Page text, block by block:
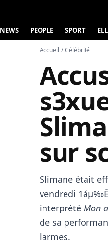
NEWS PEOPLE SPORT
Accueil / Célébrité
sur
Slimane était
vendredi
interprété Mon
de sa
larmes.